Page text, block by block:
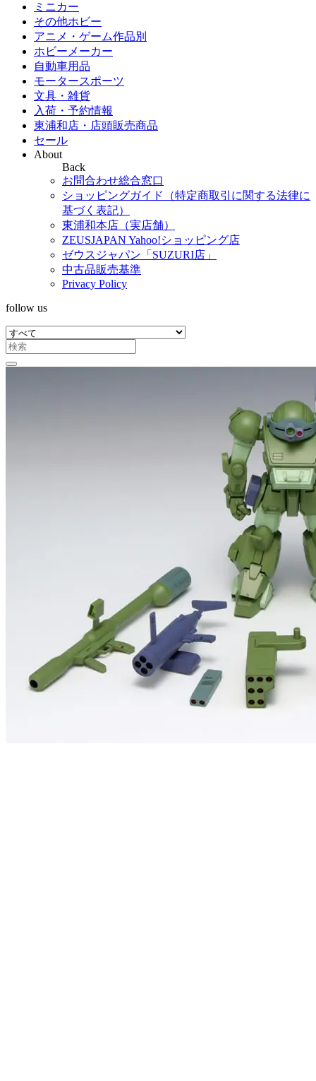
ミニカー
その他ホビー
アニメ・ゲーム作品別
ホビーメーカー
自動車用品
モータースポーツ
文具・雑貨
入荷・予約情報
東浦和店・店頭販売商品
セール
About
Back
お問合わせ総合窓口
ショッピングガイド（特定商取引に関する法律に
基づく表記）
東浦和本店（実店舗）
ZEUSJAPAN Yahoo!ショッピング店
ゼウスジャパン「SUZURI店」
中古品販売基準
Privacy Policy
follow us